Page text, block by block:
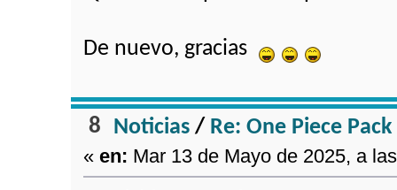
De nuevo, gracias
8 Noticias/ Re: One Piece
«en: Mar 13 de Mayo de 2025, a